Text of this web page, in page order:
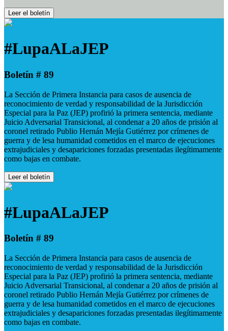
Leer el boletín
#LupaALaJEP
Boletín # 89
La Sección de Primera Instancia para casos de ausencia de
reconocimiento de verdad y responsabilidad de la Jurisdicción
Especial para la Paz (JEP) profirió la primera sentencia, mediante
Juicio Adversarial Transicional, al condenar a 20 años de prisión al
coronel retirado Publio Hernán Mejía Gutiérrez por crímenes de
guerra y de lesa humanidad cometidos en el marco de ejecuciones
extrajudiciales y desapariciones forzadas presentadas ilegítimamente
como bajas en combate.
Leer el boletín
#LupaALaJEP
Boletín # 89
La Sección de Primera Instancia para casos de ausencia de
reconocimiento de verdad y responsabilidad de la Jurisdicción
Especial para la Paz (JEP) profirió la primera sentencia, mediante
Juicio Adversarial Transicional, al condenar a 20 años de prisión al
coronel retirado Publio Hernán Mejía Gutiérrez por crímenes de
guerra y de lesa humanidad cometidos en el marco de ejecuciones
extrajudiciales y desapariciones forzadas presentadas ilegítimamente
como bajas en combate.